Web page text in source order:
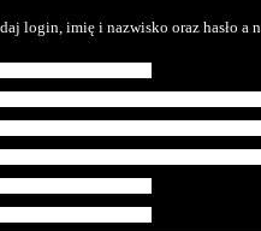
login, imię i nazwisko oraz hasło a